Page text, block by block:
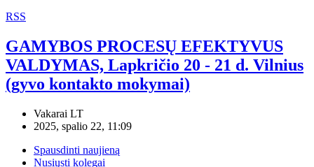
RSS
GAMYBOS PROCESŲ EFEKTYVUS
VALDYMAS, Lapkričio 20 - 21 d. Vilnius
(gyvo kontakto mokymai)
Vakarai LT
2025, spalio 22, 11:09
Spausdinti naujieną
Nusiųsti kolegai